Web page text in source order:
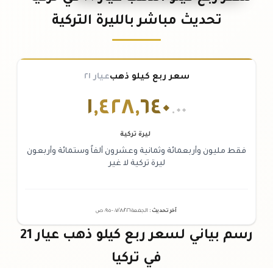
تحديث مباشر بالليرة التركية
سعر ربع كيلو ذهبعيار ٢١
١,٤٢٨,٦٤٠ .٠٠
ليرة تركية
فقط مليون وأربعمائة وثمانية وعشرون ألفاً وستمائة وأربعون
ليرة تركية لا غير
آخر تحديث : الجمعة ٠٧ /٠٨/٢٠٢٦ - ٠٩:٠٥ ص
رسم بياني لسعر ربع كيلو ذهب عيار 21
في تركيا